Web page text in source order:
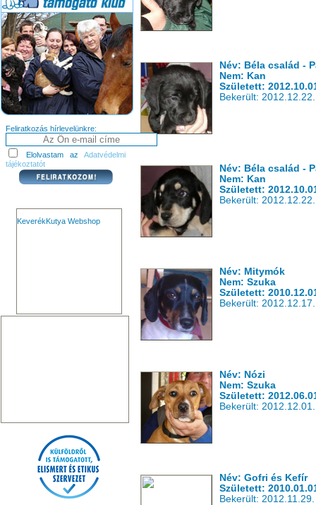
Feliratkozás hírlevelünkre:
Elolvastam az Adatvédelmi
tájékoztatót
KeverékKutya Webshop
Név: Béla család -
Nem: Kan
Született:
Bekerült: 2012.12.22.
Név: Béla család -
Nem: Kan
Született:
Bekerült: 2012.12.22.
Név: Mitymók
Nem: Szuka
Született:
Bekerült: 2012.12.17.
Név: Nózi
Nem: Szuka
Született:
Bekerült: 2012.12.01.
Név: Gofri és Kefír
Született:
Bekerült: 2012.11.29.